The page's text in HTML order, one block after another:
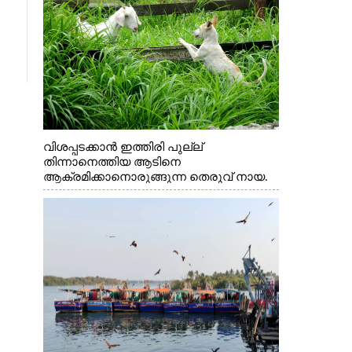
വിശപ്പടക്കാൻ ഇത്തിരി പുല്ല്
തിന്നാനെത്തിയ ആടിനെ
ആക്രമിക്കാനൊരുങ്ങുന്ന തെരുവ് നായ.
എറണാകുളം വാത്തുരുത്തിയിൽ നിന്നുള്ള